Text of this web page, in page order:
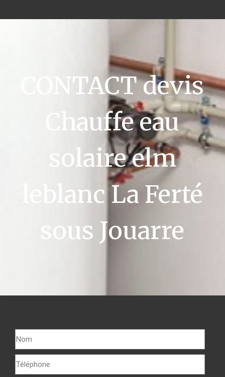
CONTACT devis
Chauffe eau
solaire elm
leblanc La Ferté
sous Jouarre